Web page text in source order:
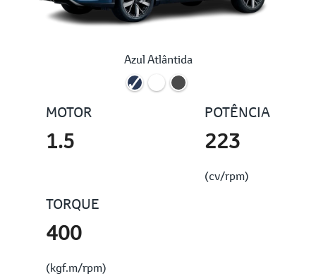
Azul Atlântida
MOTOR
1.5
POTÊNCIA
223
(cv/rpm)
TORQUE
400
(kgf.m/rpm)